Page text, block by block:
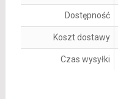
Dostępność
Koszt dostawy
Czas wysyłki